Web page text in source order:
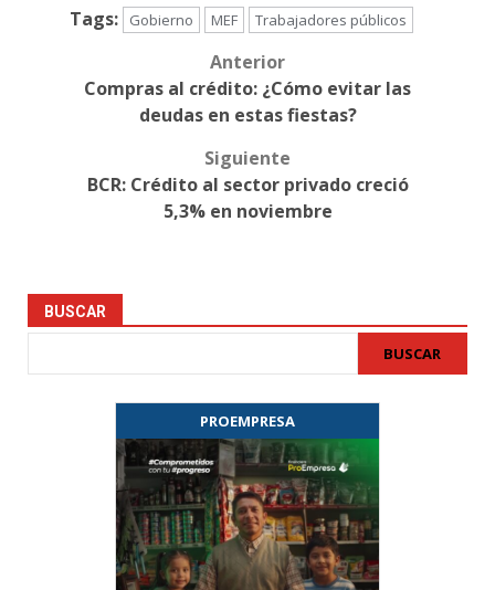
Tags:
Gobierno MEF Trabajadores públicos
navigation
Anterior
Compras al crédito: ¿Cómo evitar las
deudas en estas fiestas?
Siguiente
BCR: Crédito al sector privado creció
5,3% en noviembre
BUSCAR
BUSCAR
PROEMPRESA